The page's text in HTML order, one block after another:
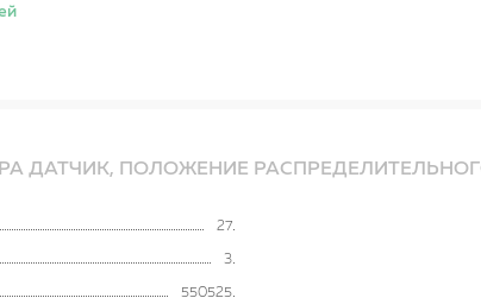
ДАТЧИК, ПОЛОЖЕНИЕ
27
3
550525